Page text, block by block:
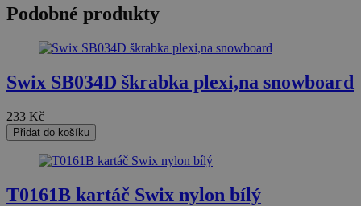
Podobné produkty
Swix SB034D škrabka plexi,na snowboard
233 Kč
Přidat do košíku
T0161B kartáč Swix nylon bílý